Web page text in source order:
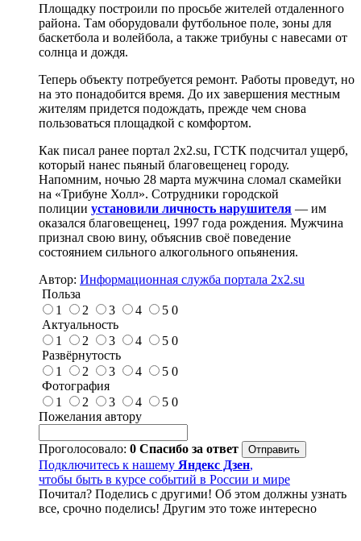
Площадку построили по просьбе жителей отдаленного
района. Там оборудовали футбольное поле, зоны для
баскетбола и волейбола, а также трибуны с навесами от
солнца и дождя.
Теперь объекту потребуется ремонт. Работы проведут, но
на это понадобится время. До их завершения местным
жителям придется подождать, прежде чем снова
пользоваться площадкой с комфортом.
Как писал ранее портал 2х2.su, ГСТК подсчитал ущерб,
который нанес пьяный благовещенец городу.
Напомним, ночью 28 марта мужчина сломал скамейки
на «Трибуне Холл». Сотрудники городской
полиции установили личность нарушителя — им
оказался благовещенец, 1997 года рождения. Мужчина
признал свою вину, объяснив своё поведение
состоянием сильного алкогольного опьянения.
Автор: Информационная служба портала 2x2.su
Польза
1
2 3 4 5 0
Актуальность
1
2 3 4 5 0
Развёрнутость
1
2 3 4 5 0
Фотография
1
2 3 4 5 0
Пожелания автору
Проголосовало: 0 Спасибо за ответ
Подключитесь к нашему Яндекс Дзен,
чтобы быть в курсе событий в России и мире
Почитал? Поделись с другими! Об этом должны узнать
все, срочно поделись! Другим это тоже интересно